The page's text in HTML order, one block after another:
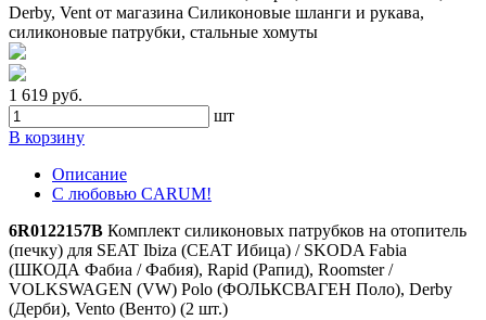
1 619 руб.
шт
В корзину
Описание
С любовью CARUM!
6R0122157B Комплект силиконовых патрубков на отопитель
(печку) для SEAT Ibiza (СЕАТ Ибица) / SKODA Fabia
(ШКОДА Фабиа / Фабия), Rapid (Рапид), Roomster /
VOLKSWAGEN (VW) Polo (ФОЛЬКСВАГЕН Поло), Derby
(Дерби), Vento (Венто) (2 шт.)